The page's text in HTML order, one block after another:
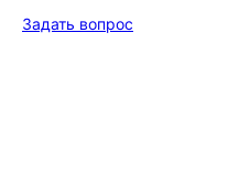
Задать вопрос